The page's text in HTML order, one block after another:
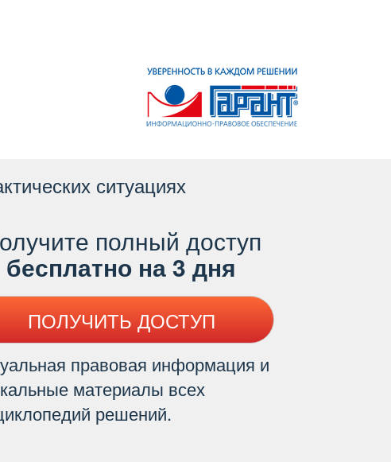
ситуациях
полный доступ
есплатно на 3 дня
ПОЛУЧИТЬ ДОСТУП
правовая информация и
материалы всех
решений.